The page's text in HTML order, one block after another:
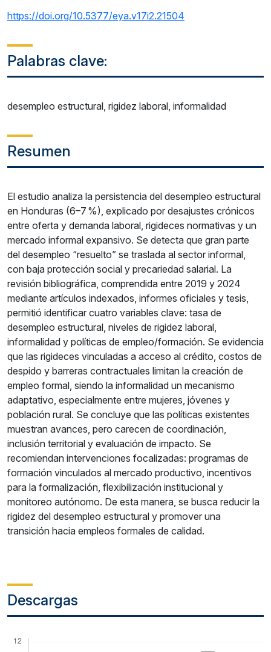
https://doi.org/10.5377/eya.v17i2.21504
Palabras clave:
desempleo estructural, rigidez laboral, informalidad
Resumen
El estudio analiza la persistencia del desempleo estructural
en Honduras (6–7 %), explicado por desajustes crónicos
entre oferta y demanda laboral, rigideces normativas y un
mercado informal expansivo. Se detecta que gran parte
del desempleo “resuelto” se traslada al sector informal,
con baja protección social y precariedad salarial. La
revisión bibliográfica, comprendida entre 2019 y 2024
mediante artículos indexados, informes oficiales y tesis,
permitió identificar cuatro variables clave: tasa de
desempleo estructural, niveles de rigidez laboral,
informalidad y políticas de empleo/formación. Se evidencia
que las rigideces vinculadas a acceso al crédito, costos de
despido y barreras contractuales limitan la creación de
empleo formal, siendo la informalidad un mecanismo
adaptativo, especialmente entre mujeres, jóvenes y
población rural. Se concluye que las políticas existentes
muestran avances, pero carecen de coordinación,
inclusión territorial y evaluación de impacto. Se
recomiendan intervenciones focalizadas: programas de
formación vinculados al mercado productivo, incentivos
para la formalización, flexibilización institucional y
monitoreo autónomo. De esta manera, se busca reducir la
rigidez del desempleo estructural y promover una
transición hacia empleos formales de calidad.
Descargas